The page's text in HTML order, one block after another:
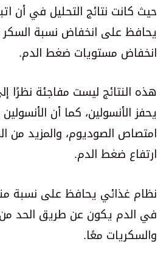
حيث كانت نتائج التحليل في أن
يحافظ على انخفاض نسبة
انخفاض مستويات ضغط الدم.
هذه النتائج ليست مفاجئة نظرًا
يحفز الأنسولين، كما أن
امتصاص الصوديوم، والمزيد من
ارتفاع ضغط الدم.
نظام غذائي يحافظ على نسبة
في الدم يكون عن طريق الحد من
والسكريات معًا.